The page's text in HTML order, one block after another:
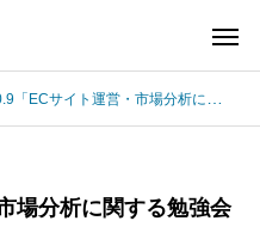
サイト運営・市場分析に関する勉強会＠大阪」開催！
場分析に関する勉強会